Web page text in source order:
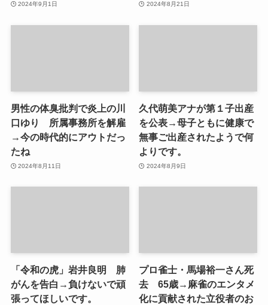
2024年9月1日 2024年8月21日
男性の体臭批判で炎上の川
口ゆり 所属事務所を解雇
→今の時代的にアウトだっ
たね
2024年8月11日
久代萌美アナが第１子出産
を公表→母子ともに健康で
無事ご出産されたようで何
よりです。
2024年8月9日
「令和の虎」岩井良明 肺
がんを告白→負けないで頑
張ってほしいです。
プロ雀士・馬場裕一さん死
去 65歳→麻雀のエンタメ
化に貢献された立役者のお